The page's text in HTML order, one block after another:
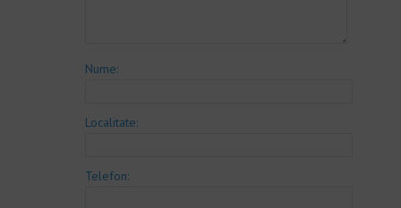
Nume:
Localitate:
Telefon: